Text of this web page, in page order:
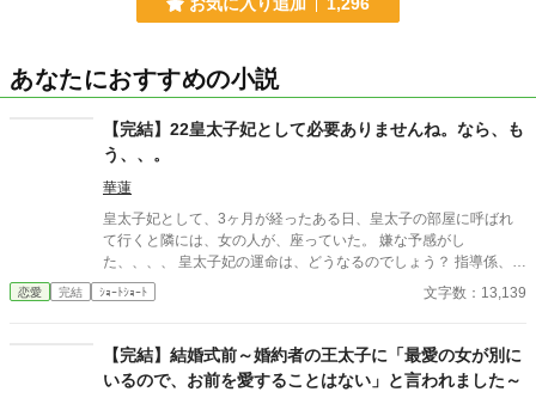
あなたにおすすめの小説
【完結】22皇太子妃として必要ありませんね。なら、も
う、、。
華蓮
皇太子妃として、3ヶ月が経ったある日、皇太子の部屋に呼ばれ
て行くと隣には、女の人が、座っていた。 嫌な予感がし
た、、、、 皇太子妃の運命は、どうなるのでしょう？ 指導係、教
育係編Part1
恋愛 完結 ｼｮｰﾄｼｮｰﾄ 文字数：13,139
【完結】結婚式前～婚約者の王太子に「最愛の女が別に
いるので、お前を愛することはない」と言われました～